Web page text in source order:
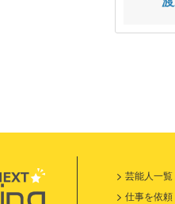
芸能人一覧
仕事を依頼